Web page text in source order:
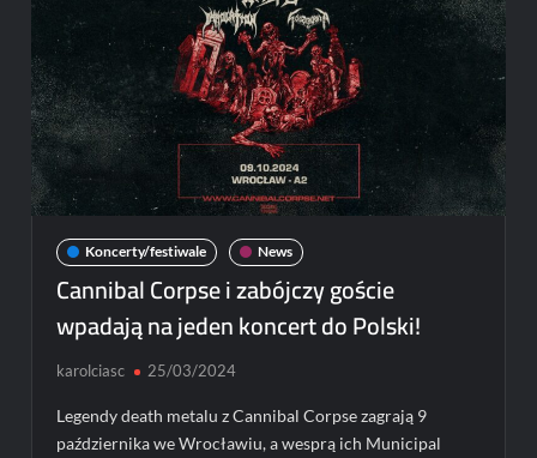
wspólnego
Koncerty/festiwale News
Cannibal Corpse i zabójczy goście
wpadają na jeden koncert do Polski!
karolciasc 25/03/2024
Legendy death metalu z Cannibal Corpse zagrają 9
października we Wrocławiu, a wesprą ich Municipal